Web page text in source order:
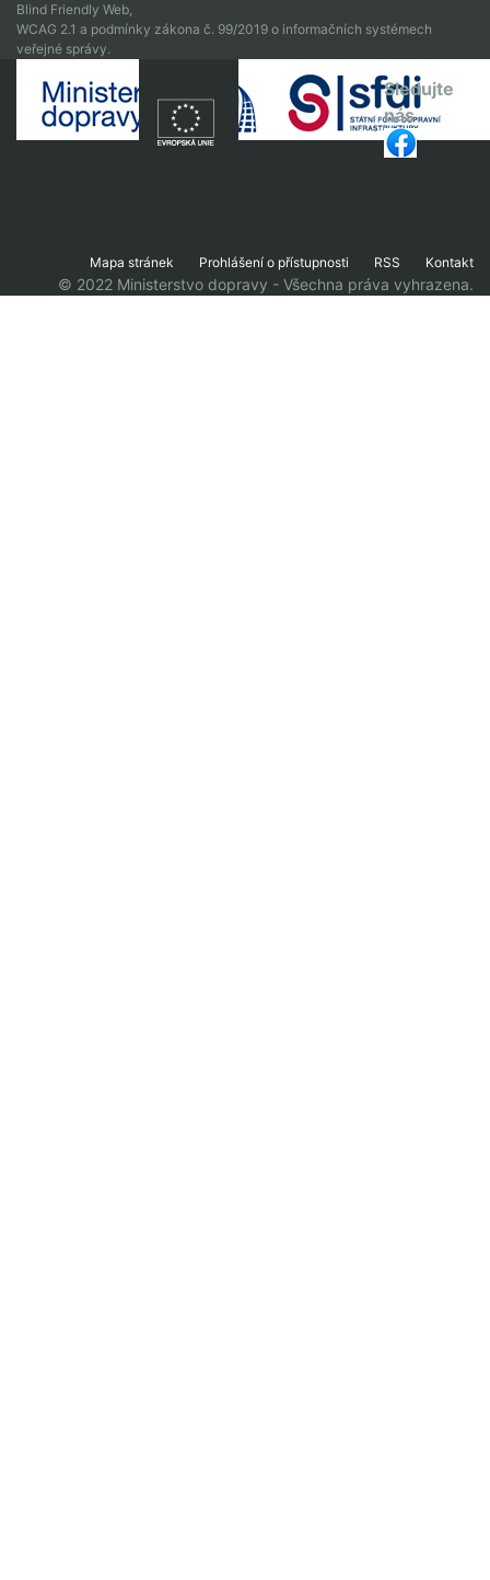
Blind Friendly Web,
WCAG 2.1 a podmínky zákona č. 99/2019 o informačních systémech
veřejné správy.
Sledujte
nás
Mapa stránek Prohlášení o přístupnosti RSS Kontakt
© 2022 Ministerstvo dopravy - Všechna práva vyhrazena.